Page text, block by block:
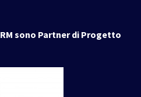
sono Partner di Progetto